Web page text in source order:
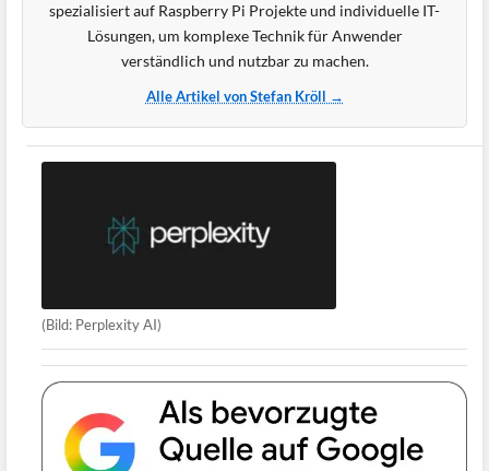
spezialisiert auf Raspberry Pi Projekte und individuelle IT-
Lösungen, um komplexe Technik für Anwender
verständlich und nutzbar zu machen.
Alle Artikel von Stefan Kröll →
(Bild: Perplexity AI)